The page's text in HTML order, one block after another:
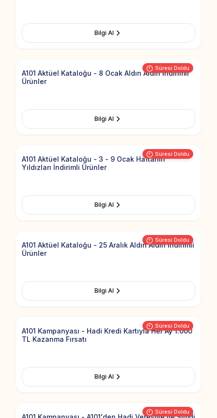
Bilgi Al
Süresi Doldu
Add to
A101 Aktüel Kataloğu - 8 Ocak Aldın Aldın İndirimli
Ürünler
Bilgi Al
Süresi Doldu
Add to
A101 Aktüel Kataloğu - 3 - 9 Ocak Haftanın
Yıldızları İndirimli Ürünler
Bilgi Al
Süresi Doldu
Add to
A101 Aktüel Kataloğu - 25 Aralık Aldın Aldın İndirimli
Ürünler
Bilgi Al
Süresi Doldu
Add to
A101 Kampanyası - Hadi Kredi Kartıyla Her Ay 1.000
TL Kazanma Fırsatı
Bilgi Al
Süresi Doldu
Add to